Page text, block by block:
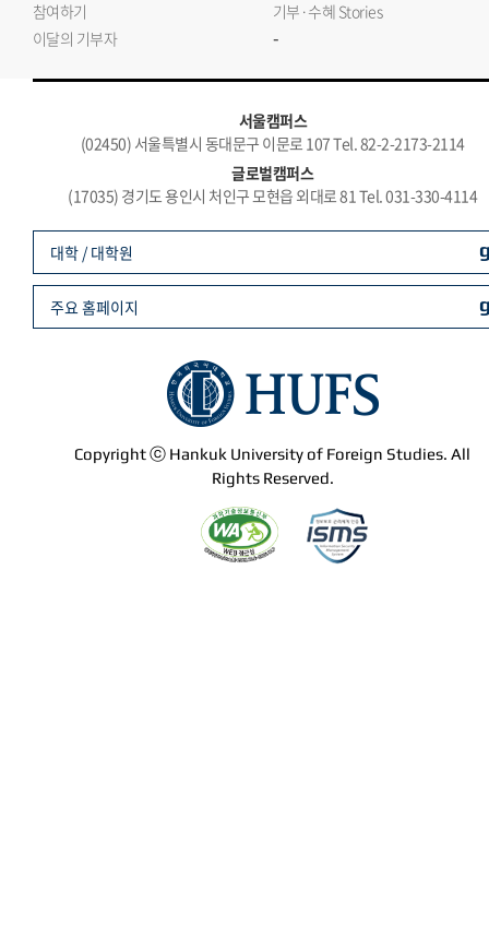
참여하기
기부·수혜 Stories
이달의 기부자
-
서울캠퍼스
(02450) 서울특별시 동대문구 이문로 107 Tel. 82-2-2173-2114
글로벌캠퍼스
(17035) 경기도 용인시 처인구 모현읍 외대로 81 Tel. 031-330-4114
Copyright ⓒ Hankuk University of Foreign Studies. All
Rights Reserved.
대학 / 대학원
주요 홈페이지